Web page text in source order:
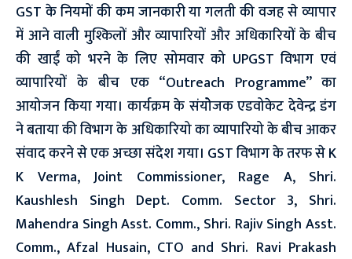
GST के नियमों की कम जानकारी या गलती की वजह से व्यापार
में आने वाली मुश्किलों और व्यापारियों और अधिकारियों के बीच
की खाईं को भरने के लिए सोमवार को UPGST विभाग एवं
व्यापारियों के बीच एक “Outreach Programme” का
आयोजन किया गया। कार्यक्रम के संयोेजक एडवोकेट देवेन्द्र डंग
ने बताया की विभाग के अधिकारियो का व्यापारियो के बीच आकर
संवाद करने से एक अच्छा संदेश गया। GST विभाग के तरफ से K
K Verma, Joint Commissioner, Rage A, Shri.
Kaushlesh Singh Dept. Comm. Sector 3, Shri.
Mahendra Singh Asst. Comm., Shri. Rajiv Singh Asst.
Comm., Afzal Husain, CTO and Shri. Ravi Prakash